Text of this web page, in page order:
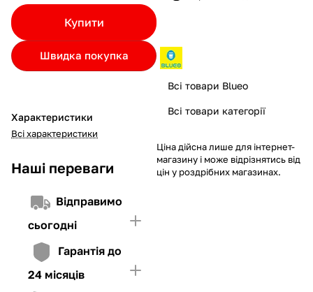
Купити
Швидка покупка
Характеристики
Всі характеристики
Наші переваги
Відправимо
сьогодні
Гарантія до
24 місяців
Якщо ліміт нижчий за вартість товару, невистачаючу суму
потрібно внести Першим внеском
4. Мати достатньо коштів для внесення першої частини платежу
та Першого внеску (у разі потреби)
Всі товари Blueo
Всі товари категорії
Ціна дійсна лише для інтернет-
магазину і може відрізнятись від
цін у роздрібних магазинах.